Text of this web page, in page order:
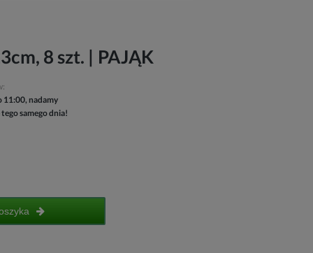
8 szt. | PAJĄK
11:00, nadamy
tego samego dnia!